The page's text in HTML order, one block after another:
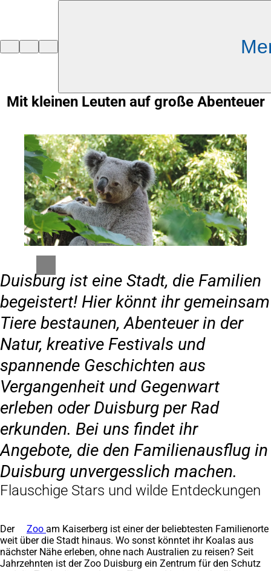
Mit kleinen Leuten auf große Abenteuer
Duisburg ist eine Stadt, die Familien
begeistert! Hier könnt ihr gemeinsam
Tiere bestaunen, Abenteuer in der
Natur, kreative Festivals und
spannende Geschichten aus
Vergangenheit und Gegenwart
erleben oder Duisburg per Rad
erkunden. Bei uns findet ihr
Angebote, die den Familienausflug in
Duisburg unvergesslich machen.
Flauschige Stars und wilde Entdeckungen
Der Zoo am Kaiserberg ist einer der beliebtesten Familienorte
weit über die Stadt hinaus. Wo sonst könntet ihr Koalas aus
nächster Nähe erleben, ohne nach Australien zu reisen? Seit
Jahrzehnten ist der Zoo Duisburg ein Zentrum für den Schutz